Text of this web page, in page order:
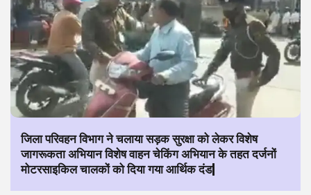
जिला परिवहन विभाग ने चलाया सड़क सुरक्षा को लेकर विशेष
जागरूकता अभियान विशेष वाहन चेकिंग अभियान के तहत दर्जनों
मोटरसाइकिल चालकों को दिया गया आर्थिक दंड|